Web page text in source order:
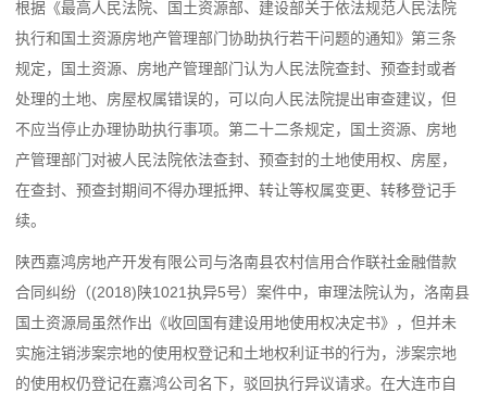
根据《最高人民法院、国土资源部、建设部关于依法规范人民法院
执行和国土资源房地产管理部门协助执行若干问题的通知》 第三条
规定， 国土资源、房地产管理部门认为人民法院查封、预查封或者
处理的土地、房屋权属错误的，可以向人民法院提出审查建议，但
不应当停止办理协助执行事项。第二十二条规定，国土资源、房地
产管理部门对被人民法院依法查封、预查封的土地使用权、房屋，
在查封、预查封期间不得办理抵押、转让等权属变更、转移登记手
续。
陕西嘉鸿房地产开发有限公司与洛南县农村信用合作联社金融借款
合同纠纷（(2018)陕1021执异5号）案件中，审理法院认为，洛南县
国土资源局虽然作出《收回国有建设用地使用权决定书》，但并未
实施注销涉案宗地的使用权登记和土地权利证书的行为，涉案宗地
的使用权仍登记在嘉鸿公司名下，驳回执行异议请求。在大连市自